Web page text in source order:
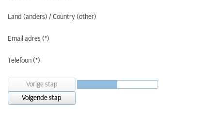
Land (anders) / Country (other)
Email adres
Telefoon
Vorige stap
Volgende stap